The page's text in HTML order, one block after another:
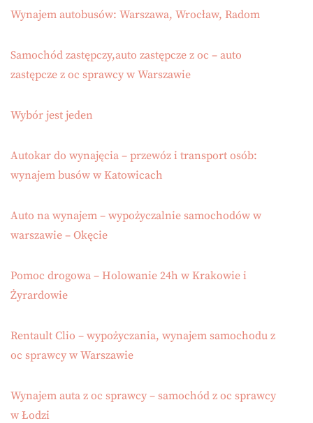
Wynajem autobusów: Warszawa, Wrocław, Radom
Samochód zastępczy,auto zastępcze z oc – auto
zastępcze z oc sprawcy w Warszawie
Wybór jest jeden
Autokar do wynajęcia – przewóz i transport osób:
wynajem busów w Katowicach
Auto na wynajem – wypożyczalnie samochodów w
warszawie – Okęcie
Pomoc drogowa – Holowanie 24h w Krakowie i
Żyrardowie
Rentault Clio – wypożyczania, wynajem samochodu z
oc sprawcy w Warszawie
Wynajem auta z oc sprawcy – samochód z oc sprawcy
w Łodzi